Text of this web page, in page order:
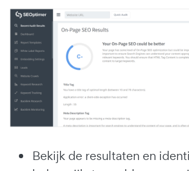
Bekijk de resultaten en